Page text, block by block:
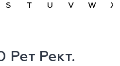
S T U V W X
Рект.